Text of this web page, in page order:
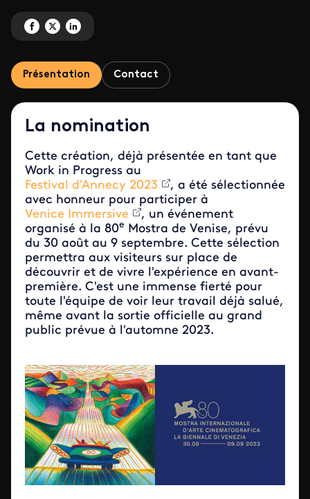
Partagez '« Empereur », une expérience VR du France.tv StoryLab en
Partagez '« Empereur », une expérience VR du France.tv StoryLab
Partagez '« Empereur », une expérience VR du France.tv
Présentation Contact
La nomination
Cette création, déjà présentée en tant que
Work in Progress au
Festival d'Annecy 2023
, a été sélectionnée
avec honneur pour participer à
Venice Immersive
, un événement
organisé à la 80e Mostra de Venise, prévu
du 30 août au 9 septembre. Cette sélection
permettra aux visiteurs sur place de
découvrir et de vivre l'expérience en avant-
première. C'est une immense fierté pour
toute l'équipe de voir leur travail déjà salué,
même avant la sortie officielle au grand
public prévue à l'automne 2023.